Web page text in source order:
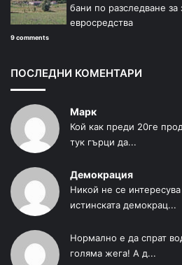
бани по разследване за
евросредства
9 comments
ПОСЛЕДНИ КОМЕНТАРИ
Марк
Кой как преди 20ге
тук гърци да...
Демокрация
Никой не се
истинската демокрац...
Нормално е да спрат
голяма жега! А д...